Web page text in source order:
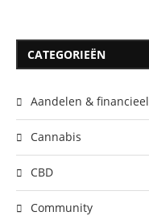
CATEGORIEËN
Aandelen & financieel
Cannabis
CBD
Community